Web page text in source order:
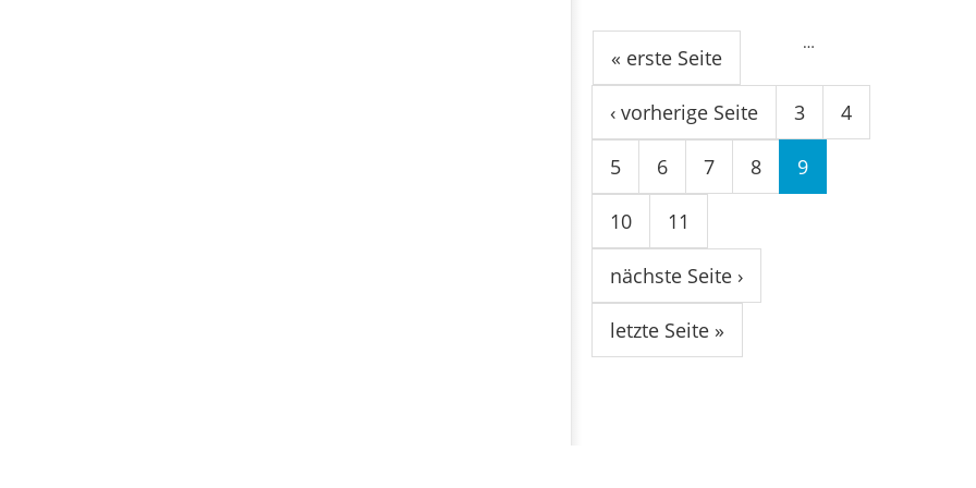
Seiten
« erste Seite
‹ vorherige Seite
…
3 4
5 6 7 8 9
10 11
nächste Seite ›
letzte Seite »